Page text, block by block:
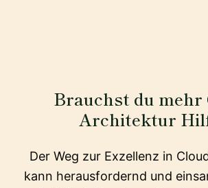
Brauchst du mehr
Architektur
Der Weg zur Exzellenz in
kann herausfordernd und